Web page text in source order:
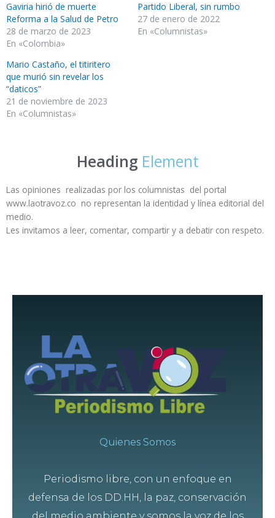
Gaviria hirió de muerte
Reforma a la Salud de Petro
28 de marzo de 2023
En «Colombia»
Partido Liberal, sin rumbo
27 de enero de 2022
En «Columnistas»
Mario Castaño, el titiritero
que murió sin revelar los
“daticos”
21 de noviembre de 2023
En «Columnistas»
Heading Element
Las opiniones realizadas por los columnistas del portal
www.laotravoz.co no representan la identidad y línea editorial del
medio.
Les invitamos a leer, comentar, compartir y a debatir con respeto.
Quienes Somos
Periodismo libre, con un enfoque en
defensa de los DD.HH, la paz, conservación